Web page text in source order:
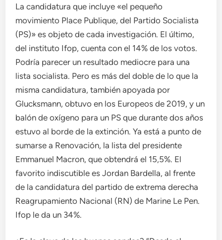
La candidatura que incluye «el pequeño
movimiento Place Publique, del Partido Socialista
(PS)» es objeto de cada investigación. El último,
del instituto Ifop, cuenta con el 14% de los votos.
Podría parecer un resultado mediocre para una
lista socialista. Pero es más del doble de lo que la
misma candidatura, también apoyada por
Glucksmann, obtuvo en los Europeos de 2019, y un
balón de oxígeno para un PS que durante dos años
estuvo al borde de la extinción. Ya está a punto de
sumarse a Renovación, la lista del presidente
Emmanuel Macron, que obtendrá el 15,5%. El
favorito indiscutible es Jordan Bardella, al frente
de la candidatura del partido de extrema derecha
Reagrupamiento Nacional (RN) de Marine Le Pen.
Ifop le da un 34%.